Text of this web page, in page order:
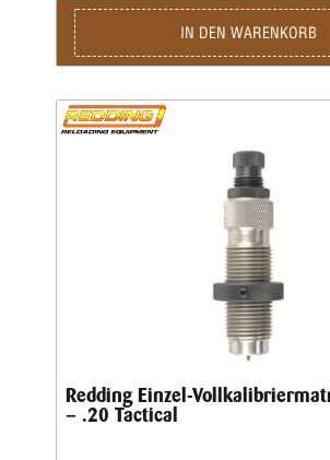
IN DEN WARENKORB
Redding Einzel-
– .20 Tactical